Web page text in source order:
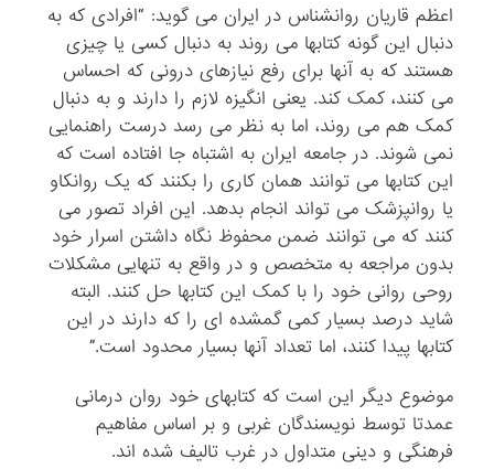
اعظم قاریان روانشناس در ایران می گوید: “افرادی که به
دنبال این گونه کتابها می روند به دنبال کسی یا چیزی
هستند که به آنها برای رفع نیازهای درونی که احساس
می کنند، کمک کند. یعنی انگیزه لازم را دارند و به دنبال
کمک هم می روند، اما به نظر می رسد درست راهنمایی
نمی شوند. در جامعه ایران به اشتباه جا افتاده است که
این کتابها می توانند همان کاری را بکنند که یک روانکاو
یا روانپزشک می تواند انجام بدهد. این افراد تصور می
کنند که می توانند ضمن محفوظ نگاه داشتن اسرار خود
بدون مراجعه به متخصص و در واقع به تنهایی مشکلات
روحی روانی خود را با کمک این کتابها حل کنند. البته
شاید درصد بسیار کمی گمشده ای را که دارند در این
کتابها پیدا کنند، اما تعداد آنها بسیار محدود است.”
موضوع دیگر این است که کتابهای خود روان درمانی
عمدتا توسط نویسندگان غربی و بر اساس مفاهیم
فرهنگی و دینی متداول در غرب تالیف شده اند.